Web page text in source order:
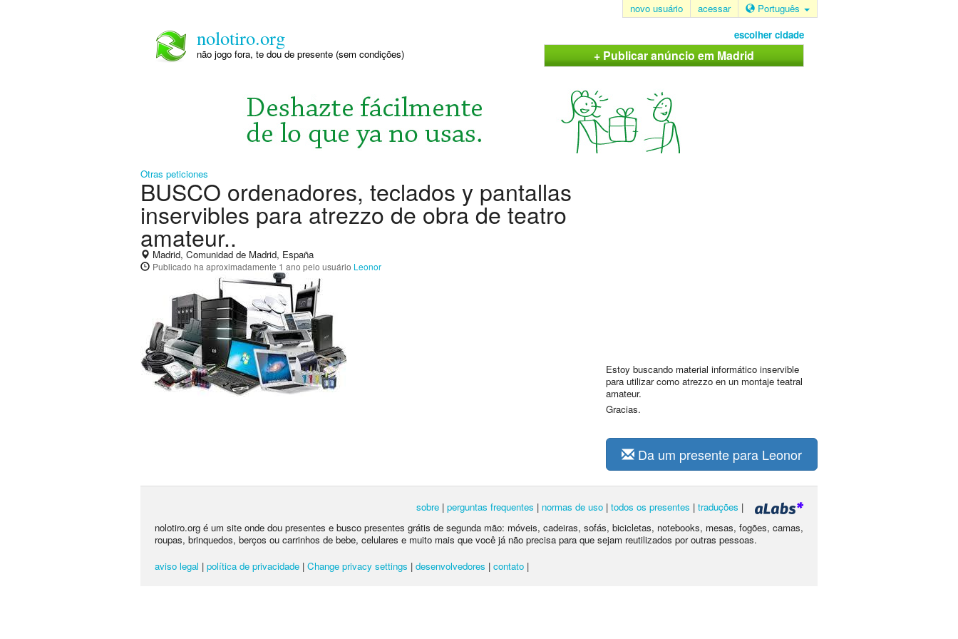
novo usuário acessar Português
nolotiro.org
não jogo fora, te dou de presente (sem condições)
escolher cidade
+ Publicar anúncio em Madrid
Otras peticiones
BUSCO ordenadores, teclados y pantallas
inservibles para atrezzo de obra de teatro
amateur..
Madrid, Comunidad de Madrid, España
Publicado ha aproximadamente 1 ano pelo usuário Leonor
Estoy buscando material informático inservible
para utilizar como atrezzo en un montaje teatral
amateur.
Gracias.
Da um presente para Leonor
sobre | perguntas frequentes | normas de uso | todos os presentes | traduções |
nolotiro.org é um site onde dou presentes e busco presentes grátis de segunda mão: móveis, cadeiras, sofás, bicicletas, notebooks, mesas, fogões, camas,
roupas, brinquedos, berços ou carrinhos de bebe, celulares e muito mais que você já não precisa para que sejam reutilizados por outras pessoas.
aviso legal | política de privacidade | Change privacy settings | desenvolvedores | contato |